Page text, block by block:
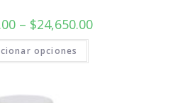
– $24,650.00
opciones